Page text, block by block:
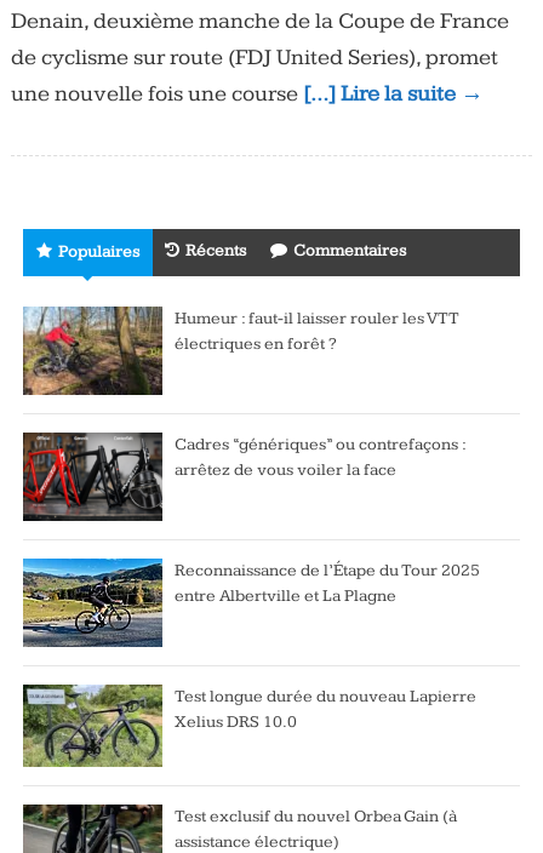
Denain, deuxième manche de la Coupe de France
de cyclisme sur route (FDJ United Series), promet
une nouvelle fois une course […] Lire la suite →
Populaires Récents Commentaires
Humeur : faut-il laisser rouler les VTT
électriques en forêt ?
Cadres “génériques” ou contrefaçons :
arrêtez de vous voiler la face
Reconnaissance de l’Étape du Tour 2025
entre Albertville et La Plagne
Test longue durée du nouveau Lapierre
Xelius DRS 10.0
Test exclusif du nouvel Orbea Gain (à
assistance électrique)